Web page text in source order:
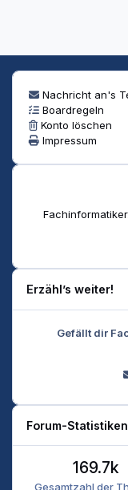
Nachricht an's
Boardregeln
Konto löschen
Impressum
Erzähl’s weiter!
Gefällt dir
Forum-Statistiken
Gesamtzahl der
169.7k